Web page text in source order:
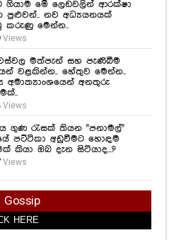
පීඩනය ඔබ හිතනවාට වඩා
විය හැකියි.. සිතිය යුතු
කිහිපයක් ගැන ඇසෙන විශේෂ
මෙන්න..
Views
මේ වයසෙදි සීනි කෑවොත්,
ගියාම මේ ලෙඩවලින් ආරක්ෂා
පුළුවන්.. නව අධ්‍යයනයක්
කරුණු මෙන්න..
Views
මත්පැන් සහ පැණිබීම
වළකින්න.. හේතුව මෙන්න..
අමාත්‍යාංශයෙන් අනතුරු
ගුණ රැසක් තියන "පනාමල්"
පට්ටිකා අඩුවීමට හොඳම
කියා ඔබ දැන සිටියාද...?